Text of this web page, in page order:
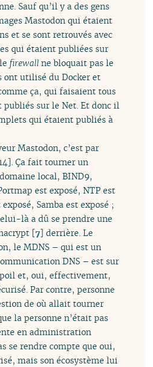
Sauf qu’il y a des gens
Mastodon qui étaient
et se sont retrouvés avec
qui étaient publiées sur
firewall ne bloquait pas le
ont utilisé du Docker et
ça, qui faisaient tous
sur le Net. Et donc il
qui étaient publiés à
Mastodon, c’est par
Ça fait tourner un
local, BIND9,
est exposé, NTP est
Samba est exposé ;
là a dû se prendre une
[7] derrière. Le
le MDNS – qui est un
DNS – est sur
et, oui, effectivement,
Par contre, personne
de où allait tourner
la personne n’était pas
en administration
se rendre compte que oui,
mais son écosystème lui